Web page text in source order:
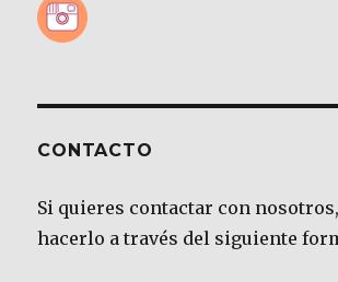
CONTACTO
Si quieres contactar con
hacerlo a través del siguiente